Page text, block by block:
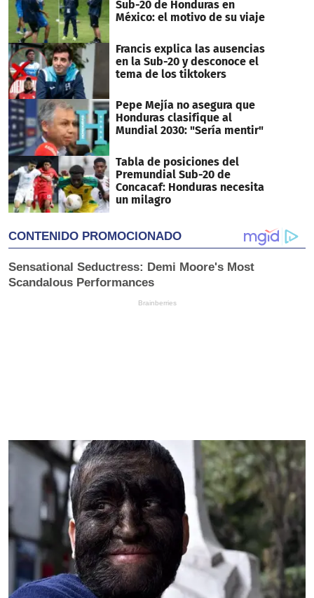
Sub-20 de Honduras en
México: el motivo de su viaje
Francis explica las ausencias
en la Sub-20 y desconoce el
tema de los tiktokers
Pepe Mejía no asegura que
Honduras clasifique al
Mundial 2030: "Sería mentir"
Tabla de posiciones del
Premundial Sub-20 de
Concacaf: Honduras necesita
un milagro